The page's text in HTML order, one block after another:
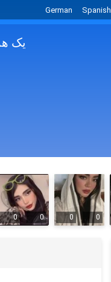
German Spanish
0 0 0 0